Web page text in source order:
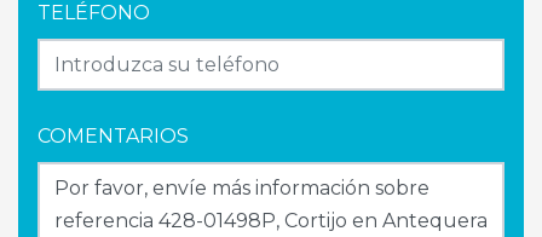
TELÉFONO
COMENTARIOS